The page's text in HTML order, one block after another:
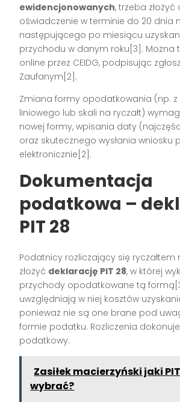
ewidencjonowanych, trzeba
oświadczenie w terminie do 20 dnia
następującego po miesiącu
przychodu w danym roku[3]. Można
online przez CEIDG, podpisując
Zaufanym[2].
Zmiana formy opodatkowania (np.
liniowego lub skali na ryczałt)
nowej formy, wpisania daty
oraz skutecznego wysłania wniosku
elektronicznie[2].
Dokumentacja
podatkowa –
PIT 28
Podatnicy rozliczający się
złożyć deklarację PIT 28, w której
przychody opodatkowane tą
uwzględniają w niej kosztów
ponieważ nie są one brane pod
formie podatku. Rozliczenia
podatkowy.
Zasiłek macierzyński jaki
wybrać?